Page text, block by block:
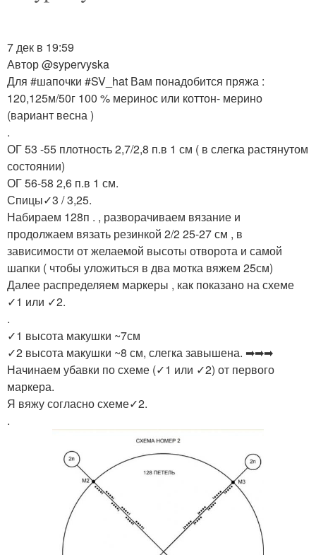
7 дек в 19:59
Автор @sypervyska
Для #шапочки #SV_hat Вам понадобится пряжа :
120,125м/50г 100 % меринос или коттон- мерино
(вариант весна )
.
ОГ 53 -55 плотность 2,7/2,8 п.в 1 см ( в слегка растянутом
состоянии)
ОГ 56-58 2,6 п.в 1 см.
Спицы✓3 / 3,25.
Набираем 128п . , разворачиваем вязание и
продолжаем вязать резинкой 2/2 25-27 см , в
зависимости от желаемой высоты отворота и самой
шапки ( чтобы уложиться в два мотка вяжем 25см)
Далее распределяем маркеры , как показано на схеме
✓1 или ✓2.
.
✓1 высота макушки ~7см
✓2 высота макушки ~8 см, слегка завышена. ➡➡➡
Начинаем убавки по схеме (✓1 или ✓2) от первого
маркера.
Я вяжу согласно схеме✓2.
.